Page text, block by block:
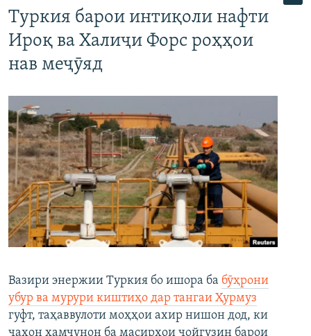
Туркия барои интиқоли нафти
Ироқ ва Халиҷи Форс роҳҳои
нав меҷӯяд
Вазири энержии Туркия бо ишора ба бӯҳрони
убур ва мурури киштиҳо дар тангаи Ҳурмуз
гуфт, таҳаввулоти моҳҳои ахир нишон дод, ки
ҷаҳон ҳамчунон ба масирҳои ҷойгузин барои